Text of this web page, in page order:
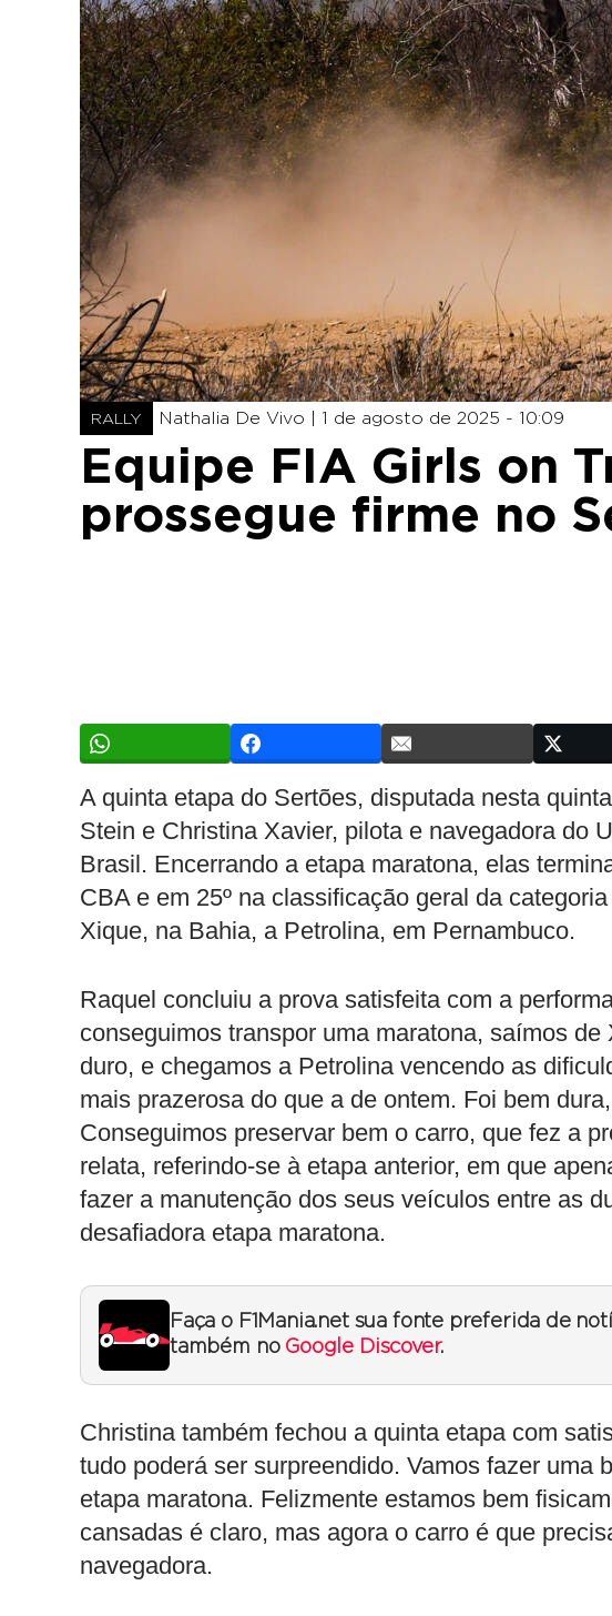
RALLY Nathalia De Vivo | 1 de agosto de 2025 - 10:09
Equipe FIA Girls on
prossegue firme no
A quinta etapa do Sertões, disputada nesta
Stein e Christina Xavier, pilota e navegadora do
Brasil. Encerrando a etapa maratona, elas
CBA e em 25º na classificação geral da
Xique, na Bahia, a Petrolina, em Pernambuco.
Raquel concluiu a prova satisfeita com a
conseguimos transpor uma maratona, saímos
duro, e chegamos a Petrolina vencendo as
mais prazerosa do que a de ontem. Foi bem
Conseguimos preservar bem o carro, que fez a
relata, referindo-se à etapa anterior, em que
fazer a manutenção dos seus veículos entre as
desafiadora etapa maratona.
Faça o F1Mania.net sua fonte preferida de
também no Google Discover.
Christina também fechou a quinta etapa com
tudo poderá ser surpreendido. Vamos fazer uma
etapa maratona. Felizmente estamos bem
cansadas é claro, mas agora o carro é que
navegadora.